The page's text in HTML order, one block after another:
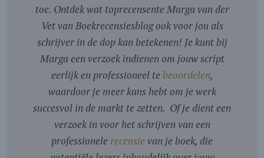
toe. Ontdek wat toprecensente Marga van der
Vet van Boekrecensiesblog ook voor jou als
schrijver in de dop kan betekenen! Je kunt bij
Marga een verzoek indienen om jouw script
eerlijk en professioneel te beoordelen,
waardoor je meer kans hebt om je werk
succesvol in de markt te zetten. Of je dient een
verzoek in voor het schrijven van een
professionele recensievan je boek, die